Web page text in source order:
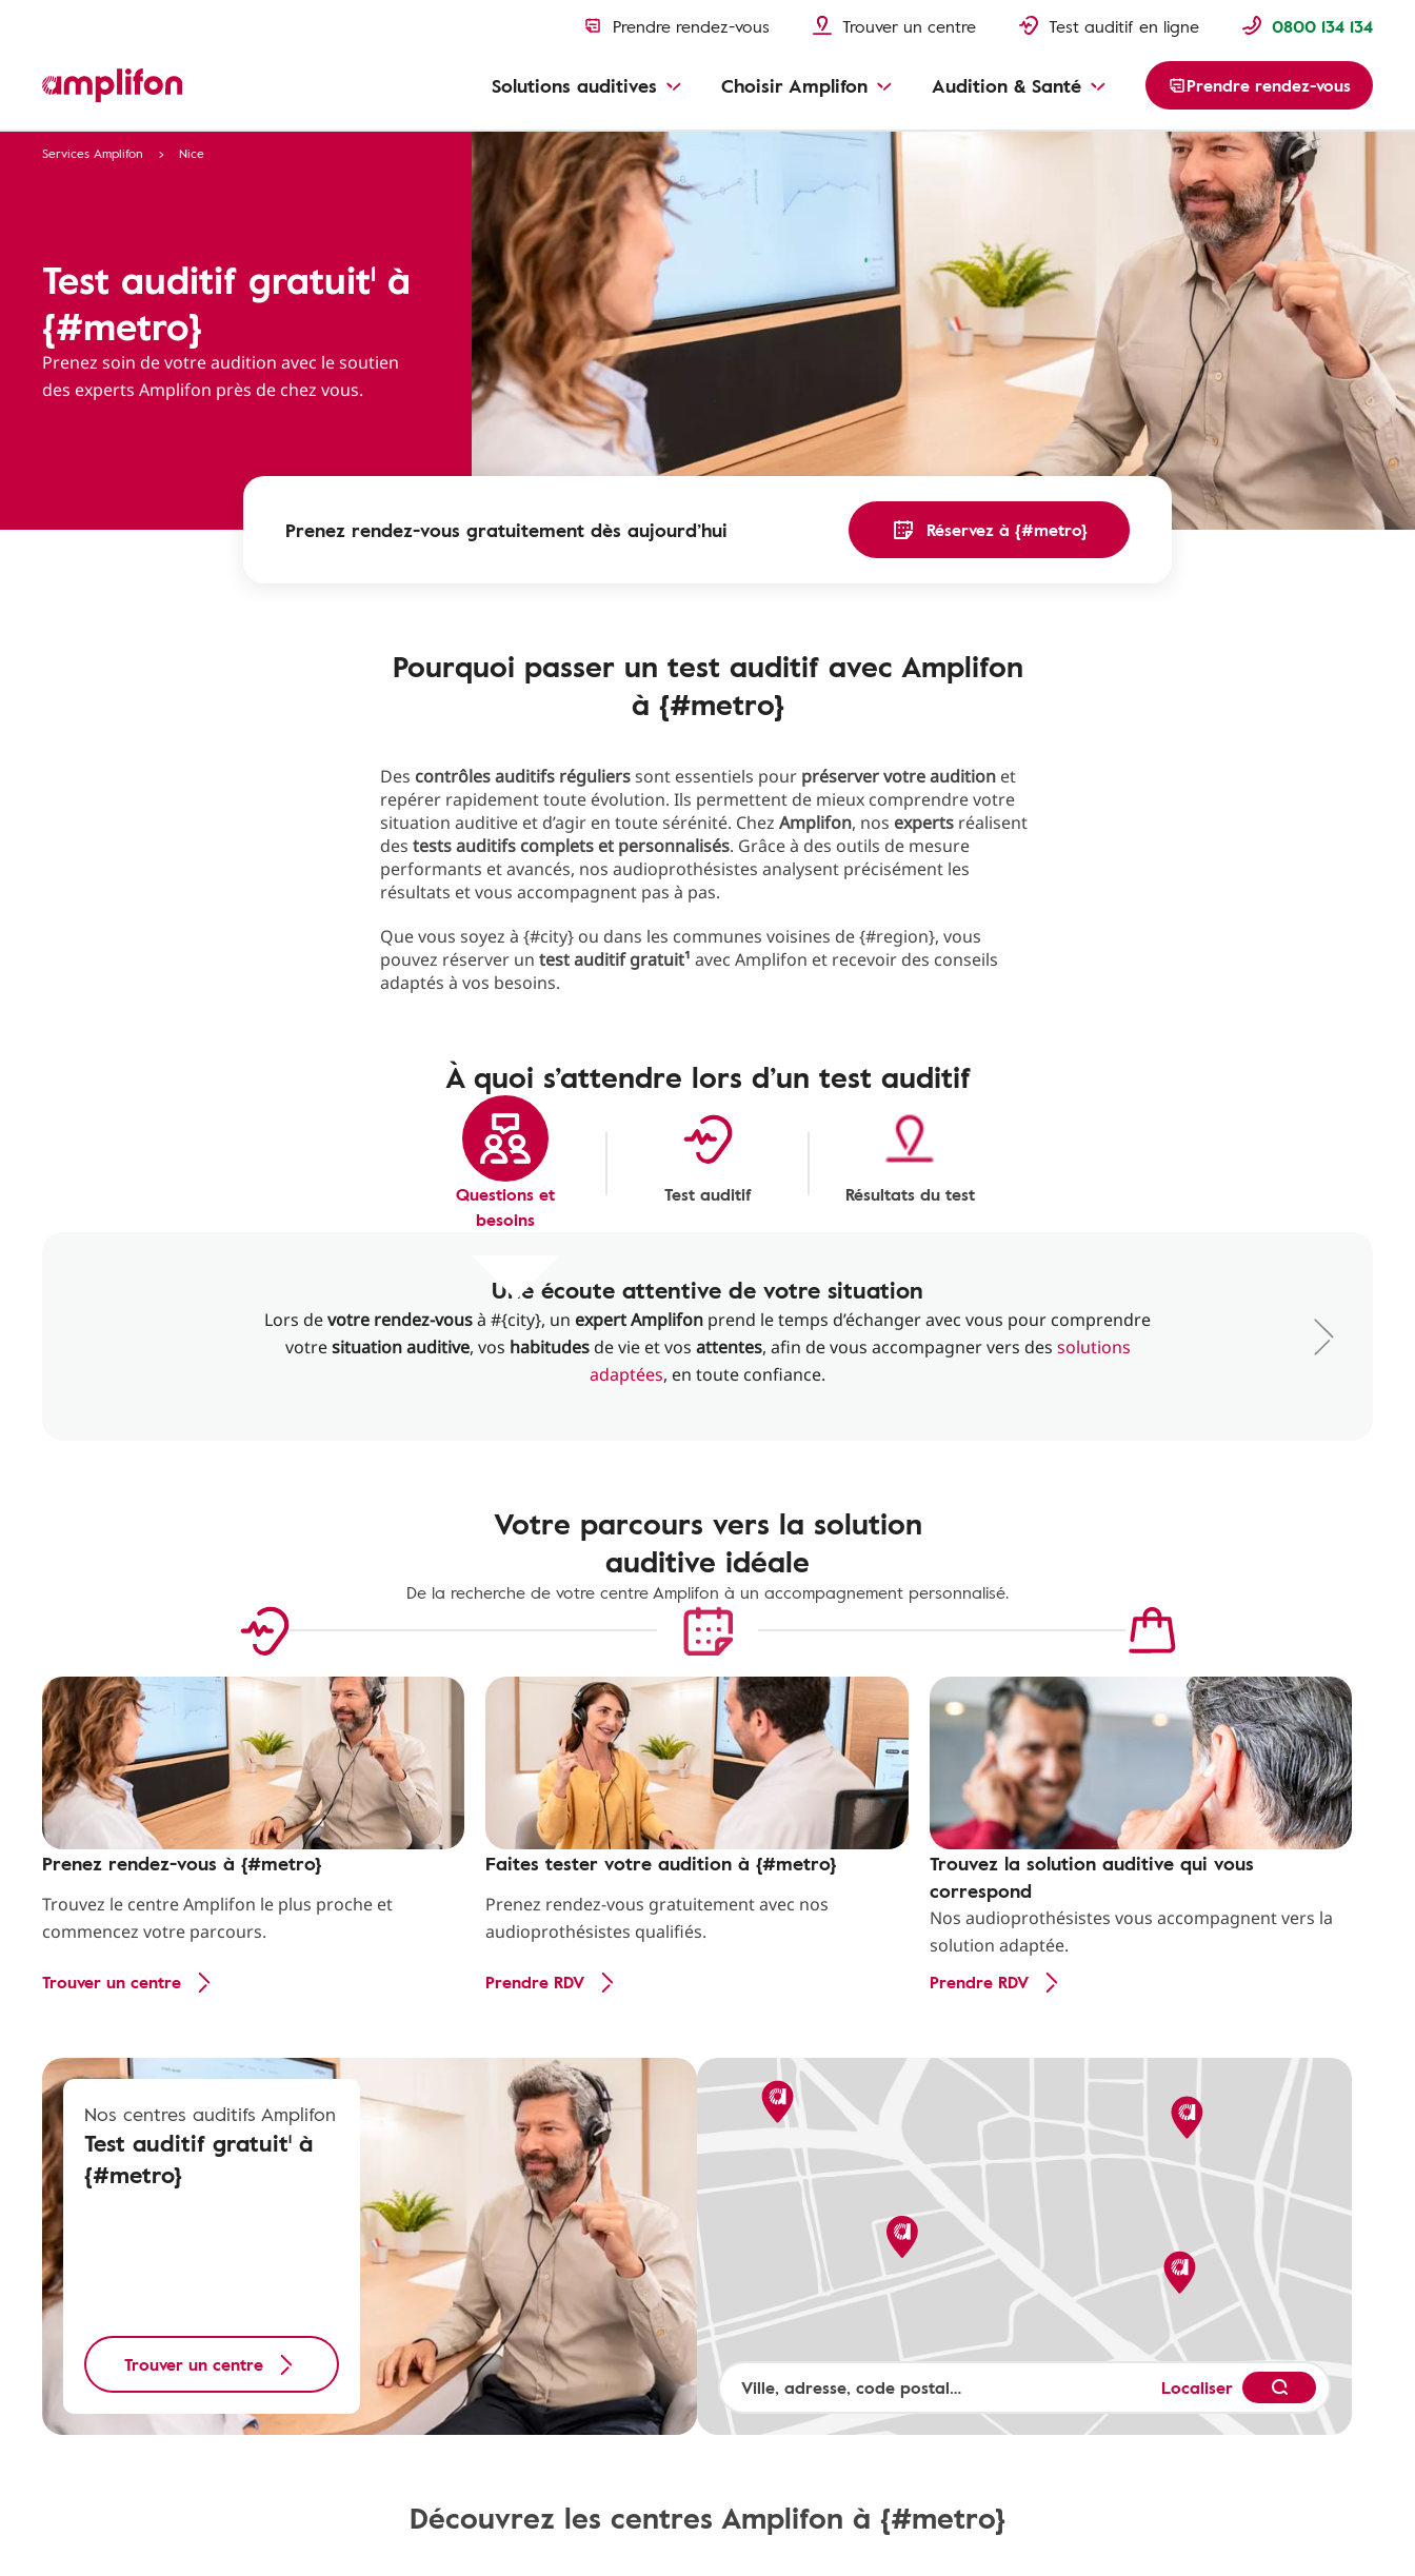
Prendre rendez-vous Trouver un centre Test auditif en ligne 0800 134 134
Solutions auditives Choisir Amplifon Audition & Santé Prendre rendez-vous
Services Amplifon Nice
Test auditif gratuit¹ à
{#metro}
Prenez soin de votre audition avec le soutien
des experts Amplifon près de chez vous.
Prenez rendez-vous gratuitement dès aujourd’hui Réservez à {#metro}
Pourquoi passer un test auditif avec Amplifon
à {#metro}
Des contrôles auditifs régulierssont essentiels pour préserver votre audition et
repérer rapidement toute évolution. Ils permettent de mieux comprendre votre
situation auditive et d’agir en toute sérénité. Chez Amplifon, nos experts réalisent
des tests auditifs complets et personnalisés. Grâce à des outils de mesure
performants et avancés, nos audioprothésistes analysent précisément les
résultats et vous accompagnent pas à pas.
Que vous soyez à {#city} ou dans les communes voisines de {#region}, vous
pouvez réserver un test auditif gratuit¹ avec Amplifon et recevoir des conseils
adaptés à vos besoins.
À quoi s’attendre lors d’un test auditif
Questions et
besoins
Test auditif Résultats du test
Une écoute attentive de votre situation
Lors devotre rendez-vousà #{city}, un expert Amplifon prend le temps d’échanger avec vous pour comprendre
votresituation auditive, vos habitudesde vie et vos attentes, afin de vous accompagner vers des solutions
adaptées, en toute confiance.
Votre parcours vers la solution
auditive idéale
De la recherche de votre centre Amplifon à un accompagnement personnalisé.
Prenez rendez-vous à {#metro}
Trouvez le centre Amplifon le plus proche et
commencez votre parcours.
Trouver un centre
Faites tester votre audition à {#metro}
Prenez rendez-vous gratuitement avec nos
audioprothésistes qualifiés.
Prendre RDV
Trouvez la solution auditive qui vous
correspond
Nos audioprothésistes vous accompagnent vers la
solution adaptée.
Prendre RDV
Nos centres auditifs Amplifon
Test auditif gratuit¹ à
{#metro}
Trouver un centre
Localiser
Découvrez les centres Amplifon à {#metro}